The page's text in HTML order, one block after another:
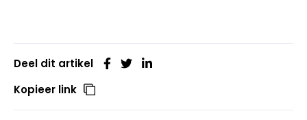
Deel dit artikel
Kopieer link